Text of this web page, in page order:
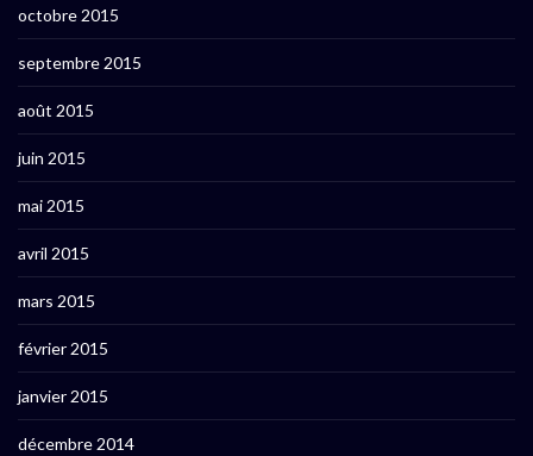
octobre 2015
septembre 2015
août 2015
juin 2015
mai 2015
avril 2015
mars 2015
février 2015
janvier 2015
décembre 2014